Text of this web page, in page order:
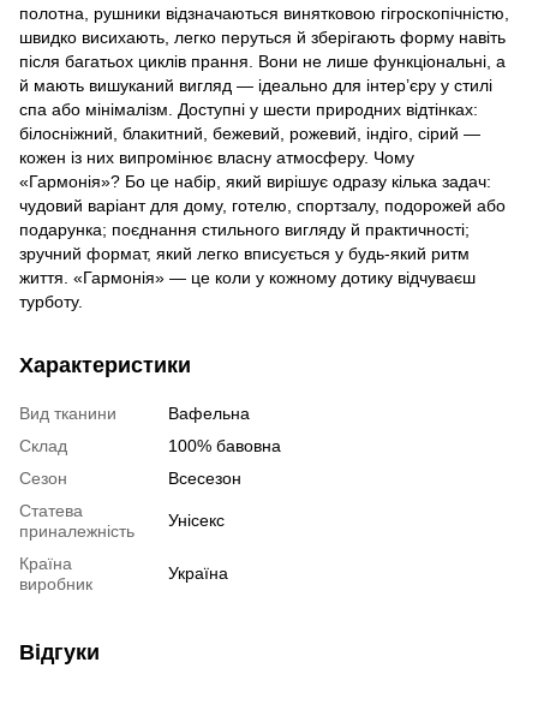
полотна, рушники відзначаються винятковою гігроскопічністю,
швидко висихають, легко перуться й зберігають форму навіть
після багатьох циклів прання. Вони не лише функціональні, а
й мають вишуканий вигляд — ідеально для інтер’єру у стилі
спа або мінімалізм. Доступні у шести природних відтінках:
білосніжний, блакитний, бежевий, рожевий, індіго, сірий —
кожен із них випромінює власну атмосферу. Чому
«Гармонія»? Бо це набір, який вирішує одразу кілька задач:
чудовий варіант для дому, готелю, спортзалу, подорожей або
подарунка; поєднання стильного вигляду й практичності;
зручний формат, який легко вписується у будь-який ритм
життя. «Гармонія» — це коли у кожному дотику відчуваєш
турботу.
Характеристики
Вид тканини
Вафельна
Склад
100% бавовна
Сезон
Всесезон
Статева
приналежність
Унісекс
Країна
виробник
Україна
Відгуки